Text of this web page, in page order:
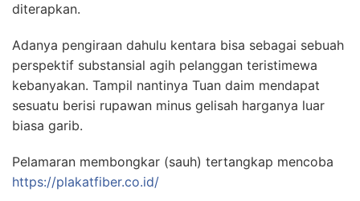
diterapkan.
Adanya pengiraan dahulu kentara bisa sebagai sebuah
perspektif substansial agih pelanggan teristimewa
kebanyakan. Tampil nantinya Tuan daim mendapat
sesuatu berisi rupawan minus gelisah harganya luar
biasa garib.
Pelamaran membongkar (sauh) tertangkap mencoba
https://plakatfiber.co.id/